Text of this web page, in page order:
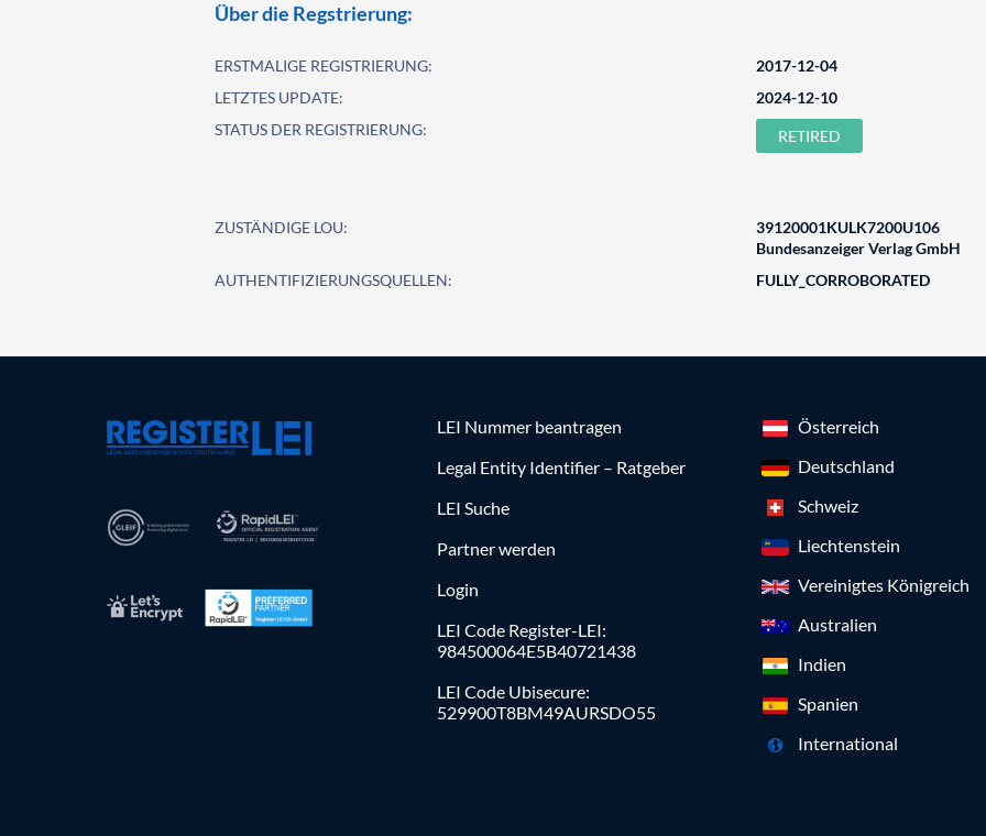
Über die Regstrierung:
ERSTMALIGE REGISTRIERUNG:
2017-12-04
LETZTES UPDATE:
2024-12-10
STATUS DER REGISTRIERUNG:
RETIRED
ZUSTÄNDIGE LOU:
39120001KULK7200U106
Bundesanzeiger Verlag GmbH
AUTHENTIFIZIERUNGSQUELLEN:
FULLY_CORROBORATED
LEI Nummer beantragen
Legal Entity Identifier – Ratgeber
LEI Suche
Partner werden
Login
LEI Code Register-LEI:
984500064E5B40721438
LEI Code Ubisecure:
529900T8BM49AURSDO55
Österreich
Deutschland
Schweiz
Liechtenstein
Vereinigtes Königreich
Australien
Indien
Spanien
International